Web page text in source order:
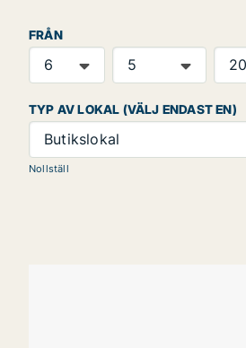
FRÅN
TYP AV LOKAL (VÄLJ ENDAST EN)
Butikslokal
Nollställ